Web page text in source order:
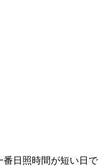
日照時間が短い日で